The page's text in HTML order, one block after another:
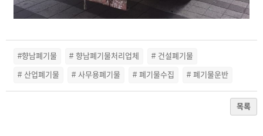
#향남폐기물 # 향남폐기물처리업체 # 건설폐기물
# 산업폐기물 # 사무용폐기물 # 폐기물수집 # 폐기물운반
목록